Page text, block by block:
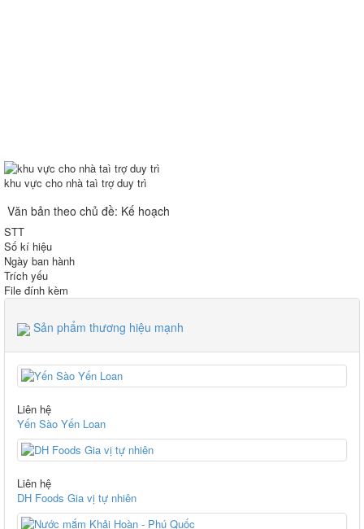
khu vực cho nhà taì trợ duy trì
Văn bản theo chủ đề: Kế hoạch
STT
Số kí hiệu
Ngày ban hành
Trích yếu
File đính kèm
Sản phẩm thương hiệu mạnh
Liên hệ
Yến Sào Yến Loan
Liên hệ
DH Foods Gia vị tự nhiên